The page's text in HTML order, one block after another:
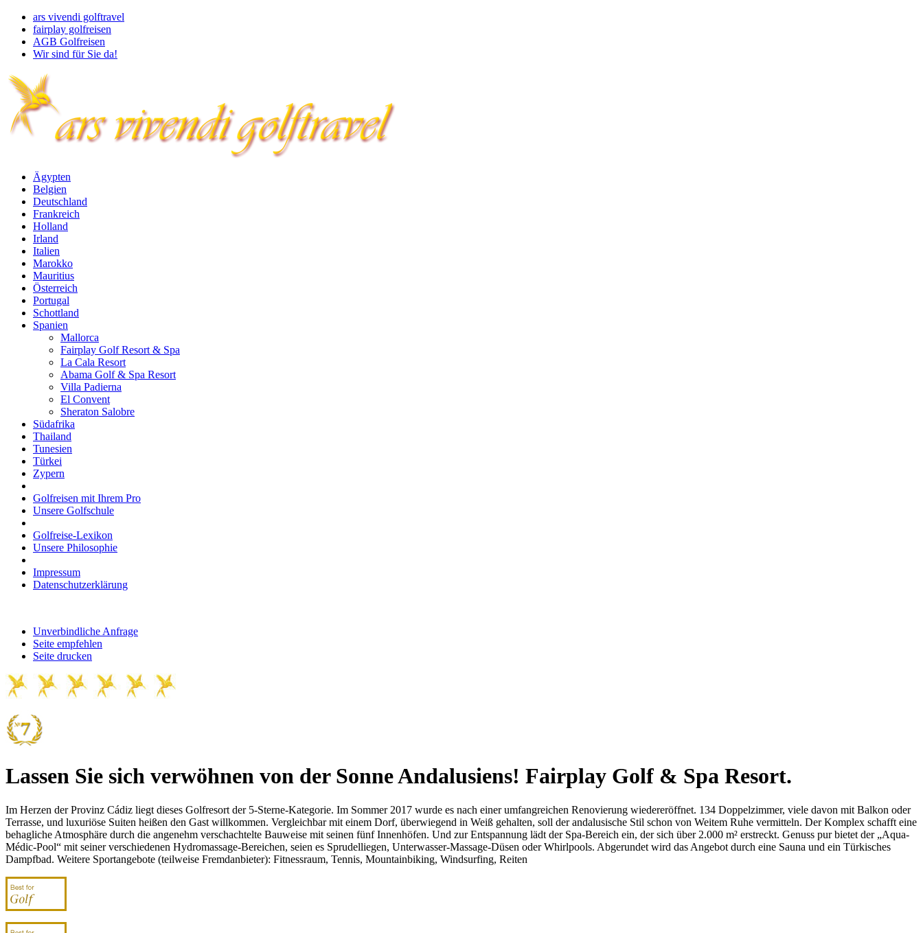
ars vivendi golftravel
fairplay golfreisen
AGB Golfreisen
Wir sind für Sie da!
Ägypten
Belgien
Deutschland
Frankreich
Holland
Irland
Italien
Marokko
Mauritius
Österreich
Portugal
Schottland
Spanien
Mallorca
Fairplay Golf Resort & Spa
La Cala Resort
Abama Golf & Spa Resort
Villa Padierna
El Convent
Sheraton Salobre
Südafrika
Thailand
Tunesien
Türkei
Zypern
Golfreisen mit Ihrem Pro
Unsere Golfschule
Golfreise-Lexikon
Unsere Philosophie
Impressum
Datenschutzerklärung
Unverbindliche Anfrage
Seite empfehlen
Seite drucken
Lassen Sie sich verwöhnen von der Sonne Andalusiens! Fairplay Golf & Spa Resort.
Im Herzen der Provinz Cádiz liegt dieses Golfresort der 5-Sterne-Kategorie. Im Sommer 2017 wurde es nach einer umfangreichen Renovierung wiedereröffnet. 134 Doppelzimmer, viele davon mit Balkon oder
Terrasse, und luxuriöse Suiten heißen den Gast willkommen. Vergleichbar mit einem Dorf, überwiegend in Weiß gehalten, soll der andalusische Stil schon von Weitem Ruhe vermitteln. Der Komplex schafft eine
behagliche Atmosphäre durch die angenehm verschachtelte Bauweise mit seinen fünf Innenhöfen. Und zur Entspannung lädt der Spa-Bereich ein, der sich über 2.000 m² erstreckt. Genuss pur bietet der „Aqua-
Médic-Pool“ mit seiner verschiedenen Hydromassage-Bereichen, seien es Sprudelliegen, Unterwasser-Massage-Düsen oder Whirlpools. Abgerundet wird das Angebot durch eine Sauna und ein Türkisches
Dampfbad. Weitere Sportangebote (teilweise Fremdanbieter): Fitnessraum, Tennis, Mountainbiking, Windsurfing, Reiten